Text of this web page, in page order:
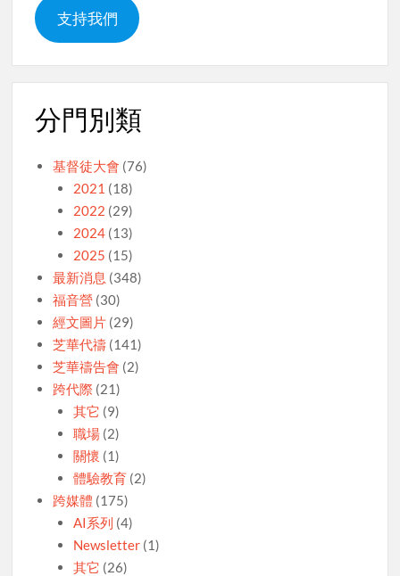
支持我們
分門別類
基督徒大會 (76)
2021 (18)
2022 (29)
2024(13)
2025 (15)
最新消息 (348)
福音營 (30)
經文圖片 (29)
芝華代禱 (141)
芝華禱告會 (2)
跨代際 (21)
其它 (9)
職場(2)
關懷 (1)
體驗教育(2)
跨媒體 (175)
AI系列 (4)
Newsletter(1)
其它 (26)